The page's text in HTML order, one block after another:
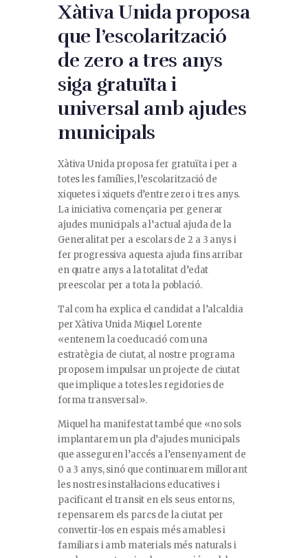
Xàtiva Unida proposa
que l’escolarització
de zero a tres anys
siga gratuïta i
universal amb ajudes
municipals
Xàtiva Unida proposa fer gratuïta i per a
totes les famílies, l’escolarització de
xiquetes i xiquets d’entre zero i tres anys.
La iniciativa començaria per generar
ajudes municipals a l’actual ajuda de la
Generalitat per a escolars de 2 a 3 anys i
fer progressiva aquesta ajuda fins arribar
en quatre anys a la totalitat d’edat
preescolar per a tota la població.
Tal com ha explica el candidat a l’alcaldia
per Xàtiva Unida Miquel Lorente
«entenem la coeducació com una
estratègia de ciutat, al nostre programa
proposem impulsar un projecte de ciutat
que implique a totes les regidories de
forma transversal».
Miquel ha manifestat també que «no sols
implantarem un pla d’ajudes municipals
que asseguren l’accés a l’ensenyament de
0 a 3 anys, sinó que continuarem millorant
les nostres instal·lacions educatives i
pacificant el transit en els seus entorns,
repensarem els parcs de la ciutat per
convertir-los en espais més amables i
familiars i amb materials més naturals i